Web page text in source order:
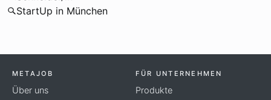
StartUp in München
METAJOB
Über uns
FÜR UNTERNEHMEN
Produkte